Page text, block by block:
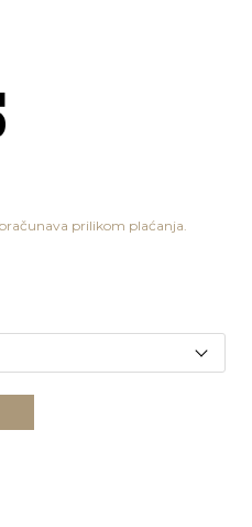
prilikom plaćanja.